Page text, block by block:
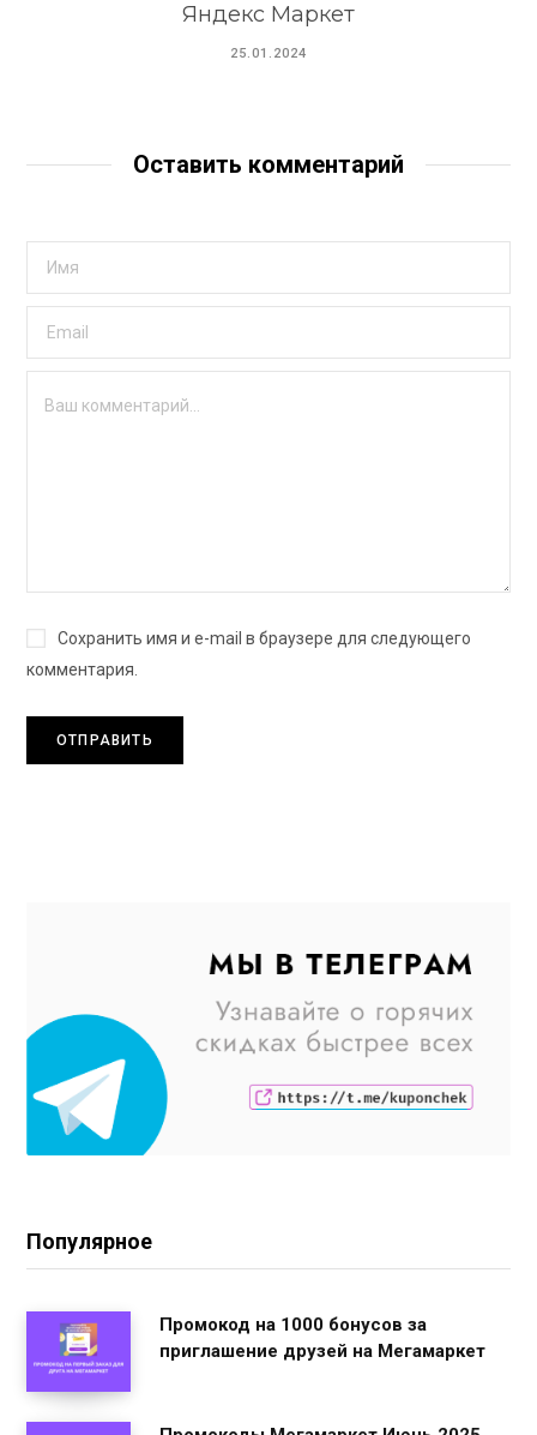
Яндекс Маркет
25.01.2024
Оставить комментарий
Сохранить имя и e-mail в браузере для следующего
комментария.
Популярное
Промокод на 1000 бонусов за
приглашение друзей на Мегамаркет